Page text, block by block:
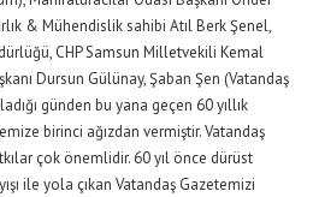
& Mühendislik sahibi Atıl Berk Şenel,
CHP Samsun Milletvekili Kemal
Dursun Gülünay, Şaban Şen (Vatandaş
günden bu yana geçen 60 yıllık
birinci ağızdan vermiştir. Vatandaş
çok önemlidir. 60 yıl önce dürüst
ile yola çıkan Vatandaş Gazetemizi